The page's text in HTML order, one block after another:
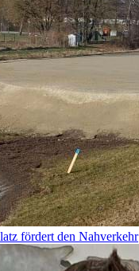
fördert den Nahverkehr